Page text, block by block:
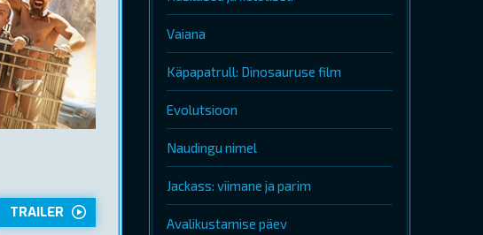
TRAILER
Vaiana
Käpapatrull: Dinosauruse film
Evolutsioon
Naudingu nimel
Jackass: viimane ja parim
Avalikustamise päev